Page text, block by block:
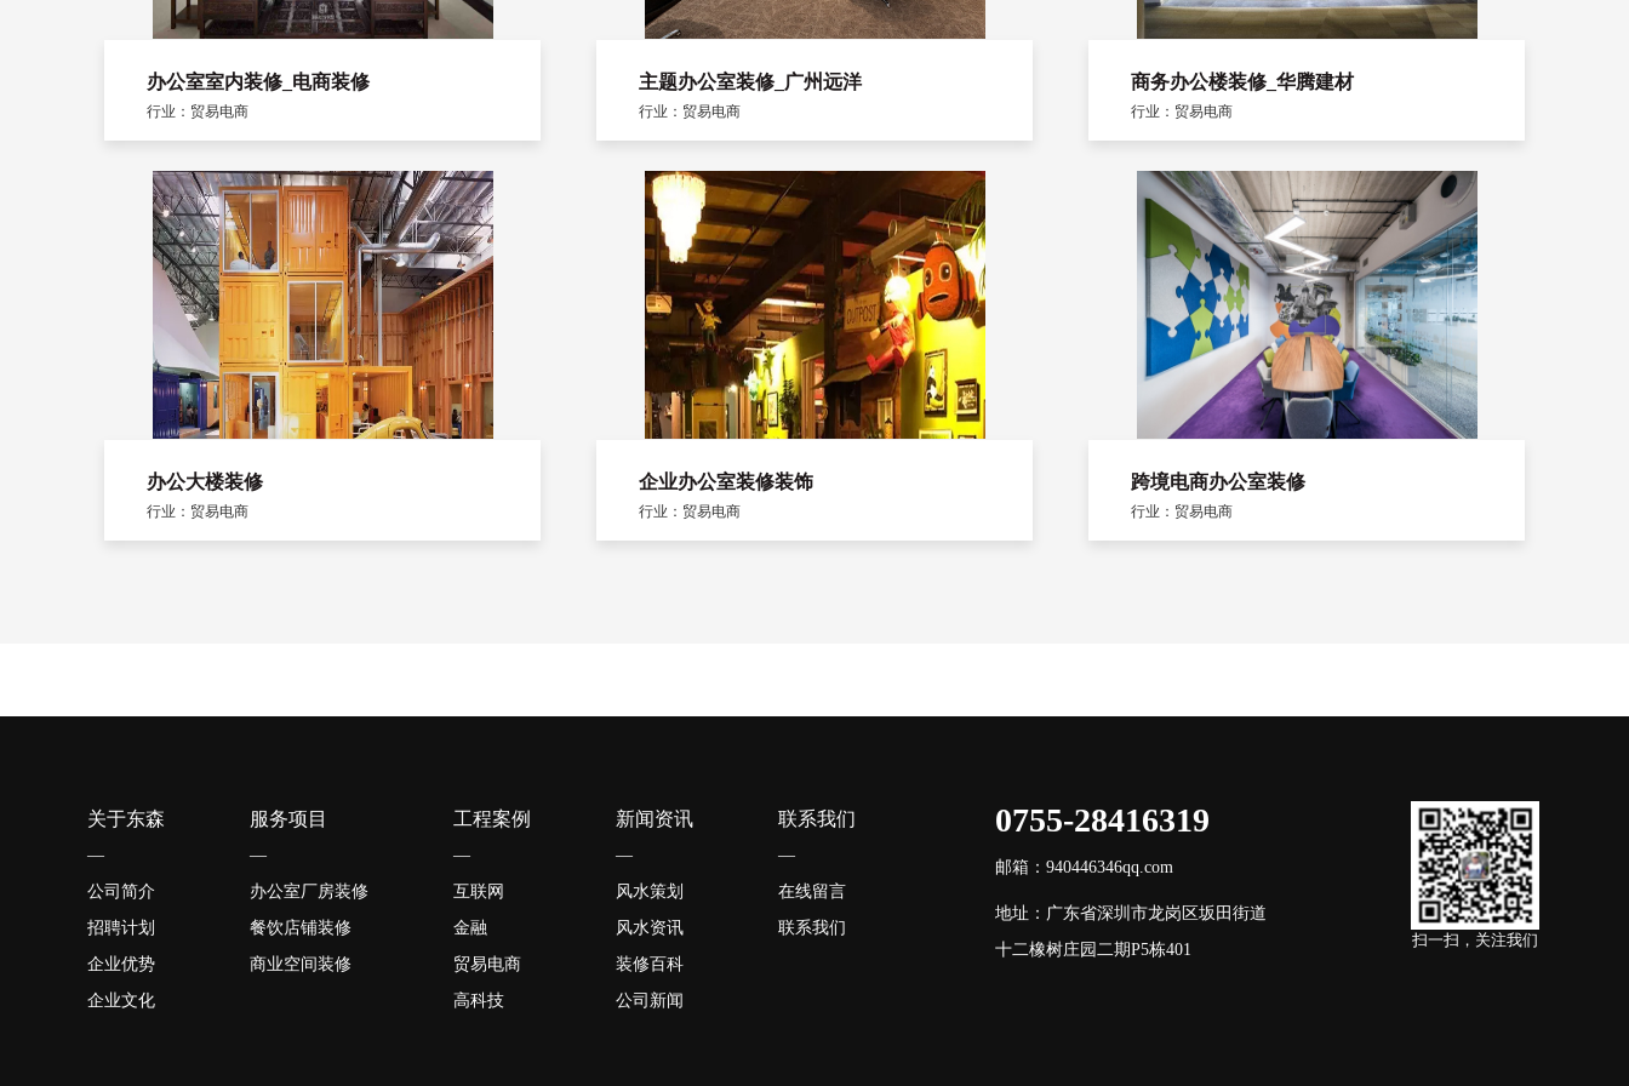
办公室室内装修_电商装修
行业：贸易电商
主题办公室装修_广州远洋
行业：贸易电商
商务办公楼装修_华腾建材
行业：贸易电商
办公大楼装修
行业：贸易电商
企业办公室装修装饰
行业：贸易电商
跨境电商办公室装修
行业：贸易电商
关于东森
—
公司简介
招聘计划
企业优势
企业文化
服务项目
—
办公室厂房装修
餐饮店铺装修
商业空间装修
工程案例
—
互联网
金融
贸易电商
高科技
新闻资讯
—
风水策划
风水资讯
装修百科
公司新闻
联系我们
—
在线留言
联系我们
0755-28416319
邮箱：940446346qq.com
地址：广东省深圳市龙岗区坂田街道
十二橡树庄园二期P5栋401
扫一扫，关注我们